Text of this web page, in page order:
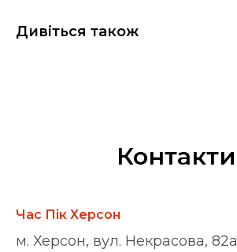
Дивіться також
Контакти
Час Пік Херсон
м. Херсон, вул. Некрасова, 82а